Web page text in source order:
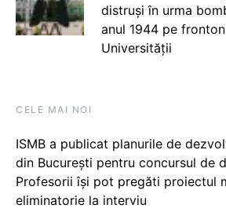
distruși în urma
anul 1944 pe
Universității
CELE MAI NOI
ISMB a publicat planurile de
din București pentru concursul de
Profesorii își pot pregăti proiectul
eliminatorie la interviu